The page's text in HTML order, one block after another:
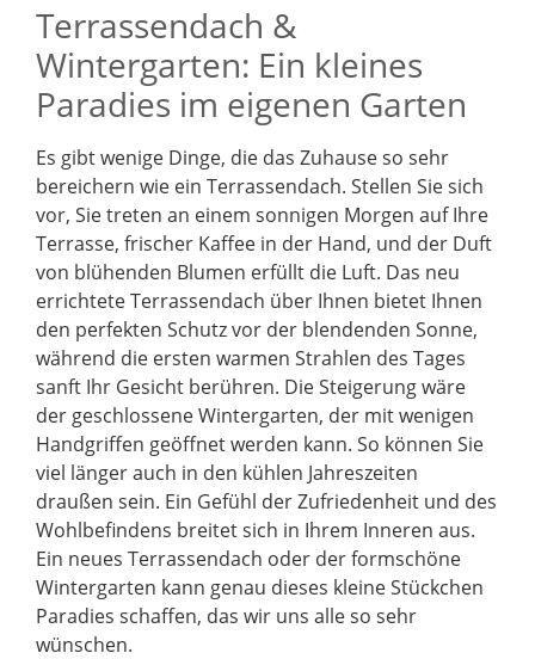
Terrassendach &
Wintergarten: Ein kleines
Paradies im eigenen Garten
Es gibt wenige Dinge, die das Zuhause so sehr
bereichern wie ein Terrassendach. Stellen Sie sich
vor, Sie treten an einem sonnigen Morgen auf Ihre
Terrasse, frischer Kaffee in der Hand, und der Duft
von blühenden Blumen erfüllt die Luft. Das neu
errichtete Terrassendach über Ihnen bietet Ihnen
den perfekten Schutz vor der blendenden Sonne,
während die ersten warmen Strahlen des Tages
sanft Ihr Gesicht berühren. Die Steigerung wäre
der geschlossene Wintergarten, der mit wenigen
Handgriffen geöffnet werden kann. So können Sie
viel länger auch in den kühlen Jahreszeiten
draußen sein. Ein Gefühl der Zufriedenheit und des
Wohlbefindens breitet sich in Ihrem Inneren aus.
Ein neues Terrassendach oder der formschöne
Wintergarten kann genau dieses kleine Stückchen
Paradies schaffen, das wir uns alle so sehr
wünschen.